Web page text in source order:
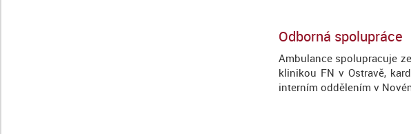
Odborná spolupráce
Ambulance spolupracuje
klinikou FN v Ostravě,
interním oddělením v